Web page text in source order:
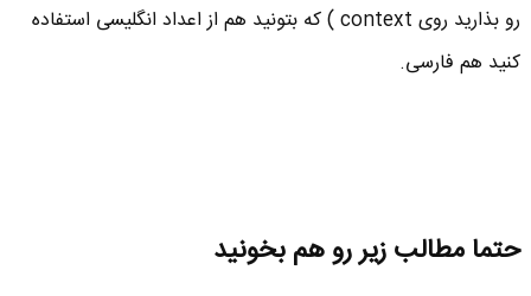
رو بذارید روی context ) که بتونید هم از اعداد انگلیسی استفاده
کنید هم فارسی.
حتما مطالب زیر رو هم بخونید